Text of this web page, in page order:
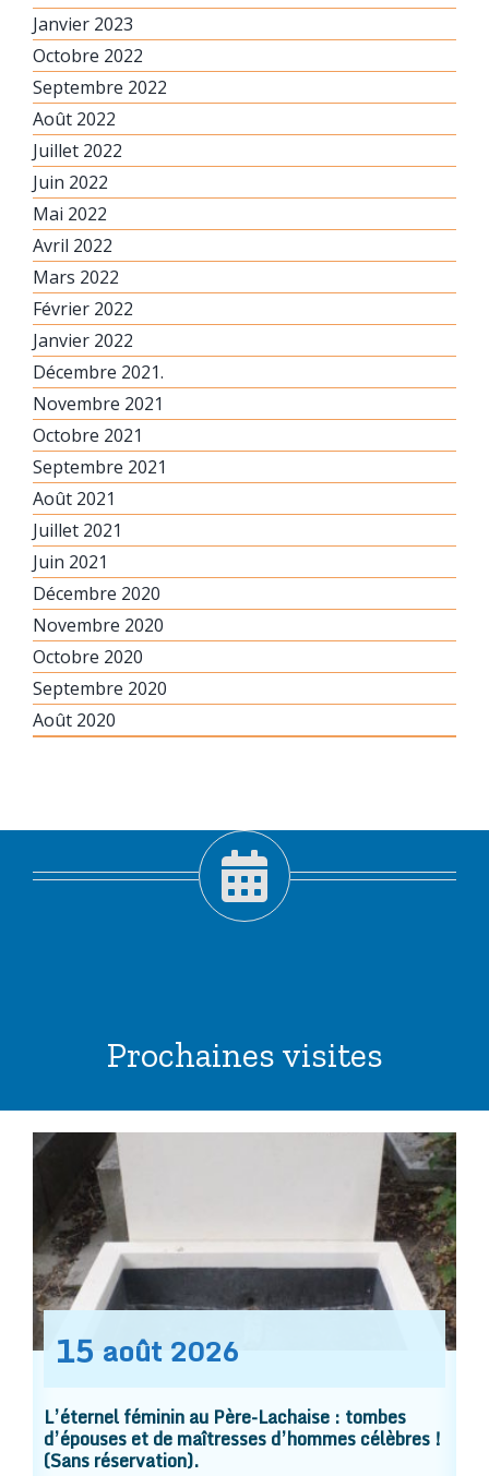
Janvier 2023
Octobre 2022
Septembre 2022
Août 2022
Juillet 2022
Juin 2022
Mai 2022
Avril 2022
Mars 2022
Février 2022
Janvier 2022
Décembre 2021.
Novembre 2021
Octobre 2021
Septembre 2021
Août 2021
Juillet 2021
Juin 2021
Décembre 2020
Novembre 2020
Octobre 2020
Septembre 2020
Août 2020
Prochaines visites
15 août 2026
L’éternel féminin au Père-Lachaise : tombes
d’épouses et de maîtresses d’hommes célèbres !
(Sans réservation).